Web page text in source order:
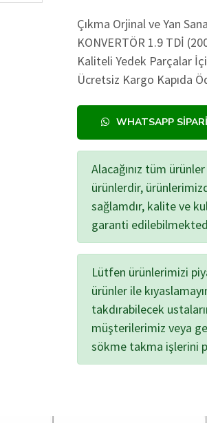
Çıkma Orjinal ve Yan
KONVERTÖR 1.9 TDİ
Kaliteli Yedek Parçalar
Ücretsiz Kargo Kapıda
WHATSAPP
Alacağınız tüm
ürünlerdir,
sağlamdır, kalite ve
garanti
Lütfen ürünlerimizi
ürünler ile
takdırabilecek
müşterilerimiz veya
sökme takma işlerini